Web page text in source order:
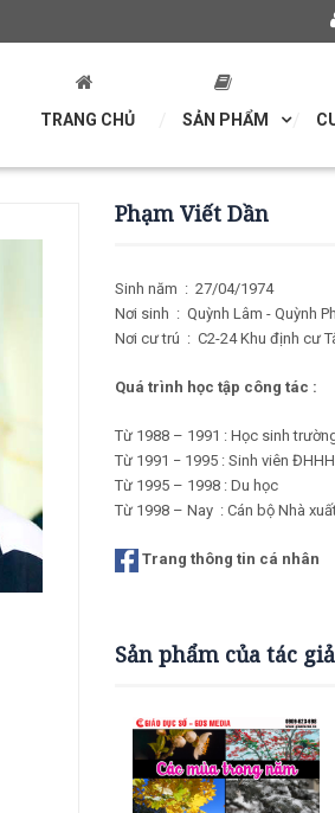
TRANG CHỦ SẢN PHẨM
Phạm Viết Dần
Sinh năm : 27/04/1974
Nơi sinh : Quỳnh Lâm - Quỳnh
Nơi cư trú : C2-24 Khu định cư
Quá trình học tập công tác :
Từ 1988 – 1991 : Học sinh
Từ 1991 − 1995 : Sinh viên
Từ 1995 – 1998 : Du học
Từ 1998 – Nay : Cán bộ Nhà
Trang thông tin cá nhân
Sản phẩm của tác